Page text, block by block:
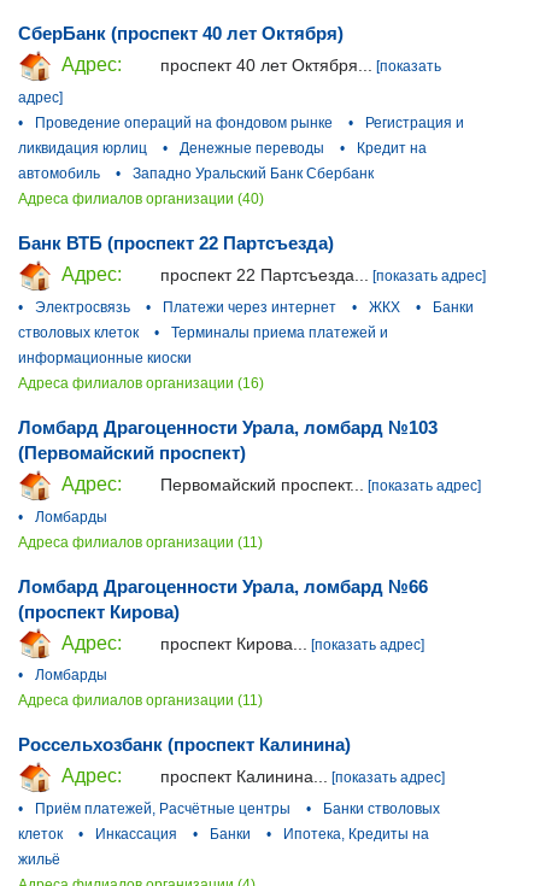
СберБанк (проспект 40 лет Октября)
Адрес:
проспект 40 лет Октября... [показать
адрес]
•
Проведение операций на фондовом рынке •
Регистрация и
ликвидация юрлиц
• Денежные переводы •
Кредит на
автомобиль
•
Западно Уральский Банк Сбербанк
Адреса филиалов организации (40)
Банк ВТБ (проспект 22 Партсъезда)
Адрес:
проспект 22 Партсъезда...
[показать адрес]
•
Электросвязь • Платежи через интернет • ЖКХ •
Банки
стволовых клеток
•
Терминалы приема платежей и
информационные киоски
Адреса филиалов организации (16)
Ломбард Драгоценности Урала, ломбард №103
(Первомайский проспект)
Адрес:
Первомайский проспект...
[показать адрес]
•
Ломбарды
Адреса филиалов организации (11)
Ломбард Драгоценности Урала, ломбард №66
(проспект Кирова)
Адрес:
проспект Кирова...
[показать адрес]
•
Ломбарды
Адреса филиалов организации (11)
Россельхозбанк (проспект Калинина)
Адрес:
проспект Калинина... [показать адрес]
•
Приём платежей, Расчётные центры •
Банки стволовых
клеток
• Инкассация • Банки •
Ипотека, Кредиты на
жильё